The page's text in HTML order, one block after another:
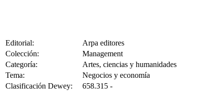
Editorial:
Arpa editores
Colección:
Management
Categoría:
Artes, ciencias y humanidades
Tema:
Negocios y economía
Clasificación Dewey:
658.315 -